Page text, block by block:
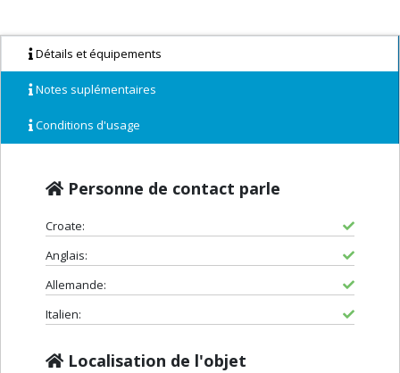
Détails et équipements
Notes suplémentaires
Conditions d'usage
Personne de contact parle
Croate:
Anglais:
Allemande:
Italien:
Localisation de l'objet